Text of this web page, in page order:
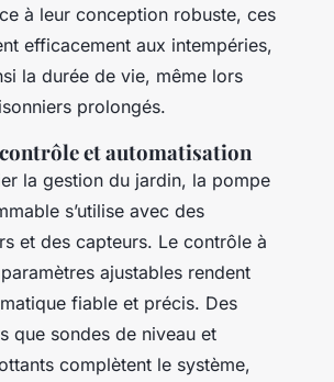
à leur conception robuste, ces
efficacement aux intempéries,
la durée de vie, même lors
prolongés.
et automatisation
la gestion du jardin, la pompe
s’utilise avec des
et des capteurs. Le contrôle à
ajustables rendent
fiable et précis. Des
que sondes de niveau et
complètent le système,